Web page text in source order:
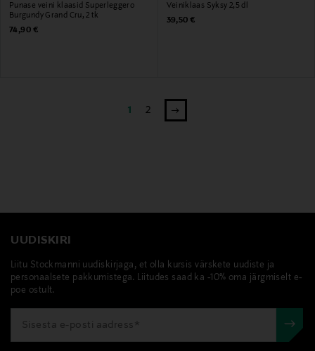
Punase veini klaasid Superleggero
Burgundy Grand Cru, 2 tk
Original Price
74,90 €
Veiniklaas Syksy 2,5 dl
Original Price
39,50 €
1 2
UUDISKIRI
Liitu Stockmanni uudiskirjaga, et olla kursis värskete uudiste ja
personaalsete pakkumistega. Liitudes saad ka -10% oma järgmiselt e-
poe ostult.